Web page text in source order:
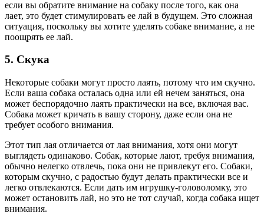
если вы обратите внимание на собаку после того, как она
лает, это будет стимулировать ее лай в будущем. Это сложная
ситуация, поскольку вы хотите уделять собаке внимание, а не
поощрять ее лай.
5. Скука
Некоторые собаки могут просто лаять, потому что им скучно.
Если ваша собака осталась одна или ей нечем заняться, она
может беспорядочно лаять практически на все, включая вас.
Собака может кричать в вашу сторону, даже если она не
требует особого внимания.
Этот тип лая отличается от лая внимания, хотя они могут
выглядеть одинаково. Собак, которые лают, требуя внимания,
обычно нелегко отвлечь, пока они не привлекут его. Собаки,
которым скучно, с радостью будут делать практически все и
легко отвлекаются. Если дать им игрушку-головоломку, это
может остановить лай, но это не тот случай, когда собака ищет
внимания.